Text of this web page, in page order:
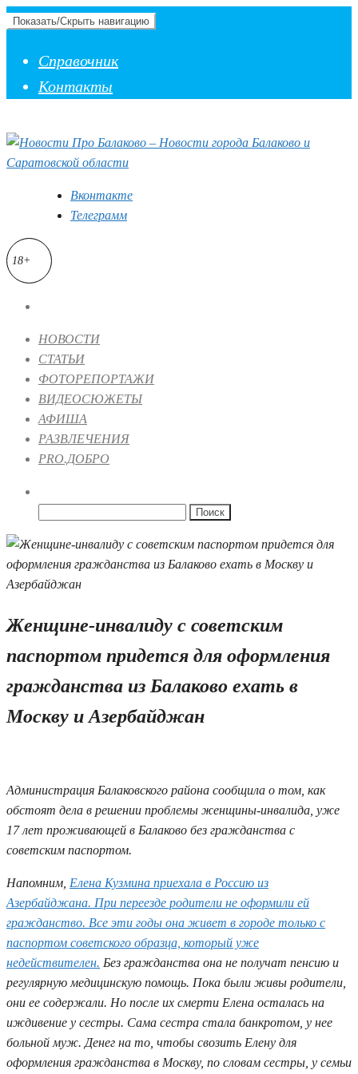
Показать/Скрыть навигацию
Справочник
Контакты
Вконтакте
Телеграмм
18+
НОВОСТИ
СТАТЬИ
ФОТОРЕПОРТАЖИ
ВИДЕОСЮЖЕТЫ
АФИША
РАЗВЛЕЧЕНИЯ
PRO.ДОБРО
Женщине-инвалиду с советским
паспортом придется для оформления
гражданства из Балаково ехать в
Москву и Азербайджан
Администрация Балаковского района сообщила о том, как
обстоят дела в решении проблемы женщины-инвалида, уже
17 лет проживающей в Балаково без гражданства с
советским паспортом.
Напомним, Елена Кузмина приехала в Россию из
Азербайджана. При переезде родители не оформили ей
гражданство. Все эти годы она живет в городе только с
паспортом советского образца, который уже
недействителен. Без гражданства она не получат пенсию и
регулярную медицинскую помощь. Пока были живы родители,
они ее содержали. Но после их смерти Елена осталась на
иждивение у сестры. Сама сестра стала банкротом, у нее
больной муж. Денег на то, чтобы свозить Елену для
оформления гражданства в Москву, по словам сестры, у семьи